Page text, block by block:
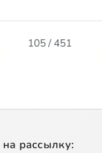
105 / 451
рассылку: